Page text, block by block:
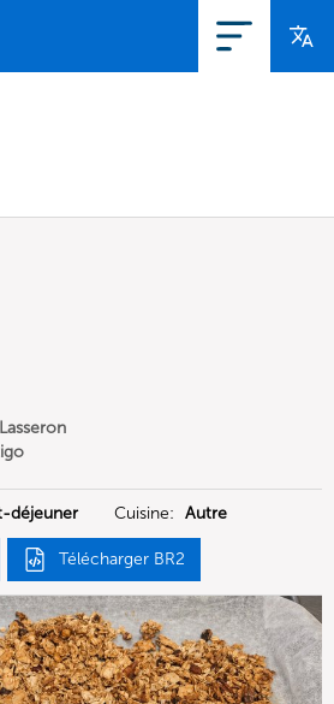
déjeuner Cuisine: Autre
Télécharger BR2